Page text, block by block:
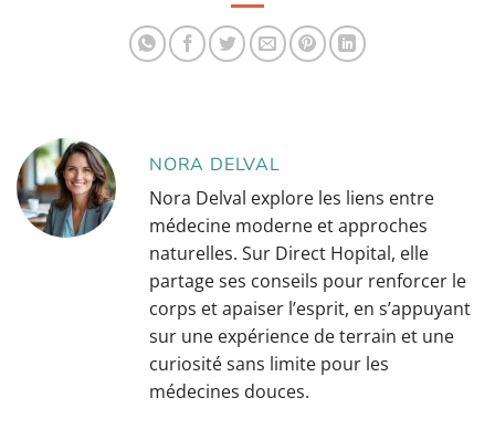
musculation ?
NORA DELVAL
Nora Delval explore les liens entre
médecine moderne et approches
naturelles. Sur Direct Hopital, elle
partage ses conseils pour renforcer le
corps et apaiser l’esprit, en s’appuyant
sur une expérience de terrain et une
curiosité sans limite pour les
médecines douces.